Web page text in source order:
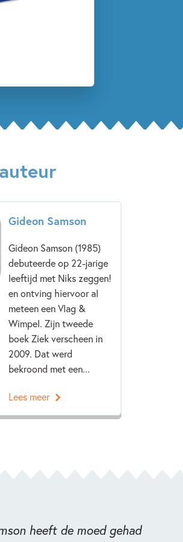
- NRC Handelsblad
- Juryrapport Zilveren Griffel
toont Gideon Samson zich opnieuw een
van zijn generatie.' - Joukje Akveld
Gideon Samson
Gideon Samson (1985)
debuteerde op 22-jarige
leeftijd met Niks zeggen!
en ontving hiervoor al
meteen een Vlag &
Wimpel. Zijn tweede
boek Ziek verscheen in
2009. Dat werd
bekroond met een...
Lees meer
heeft de moed gehad